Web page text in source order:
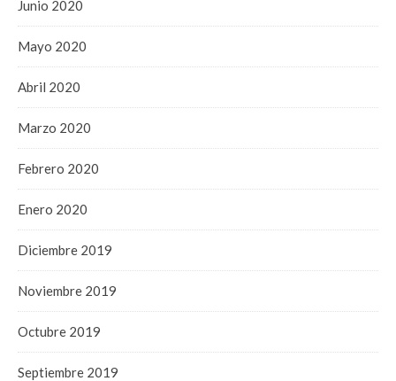
Junio 2020
Mayo 2020
Abril 2020
Marzo 2020
Febrero 2020
Enero 2020
Diciembre 2019
Noviembre 2019
Octubre 2019
Septiembre 2019